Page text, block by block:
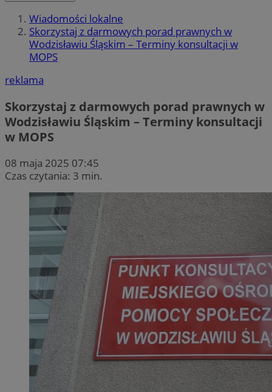
Wiadomości lokalne
Skorzystaj z darmowych porad prawnych w
Wodzisławiu Śląskim – Terminy konsultacji w
MOPS
reklama
Skorzystaj z darmowych porad prawnych w
Wodzisławiu Śląskim – Terminy konsultacji
w MOPS
08 maja 2025 07:45
Czas czytania: 3 min.